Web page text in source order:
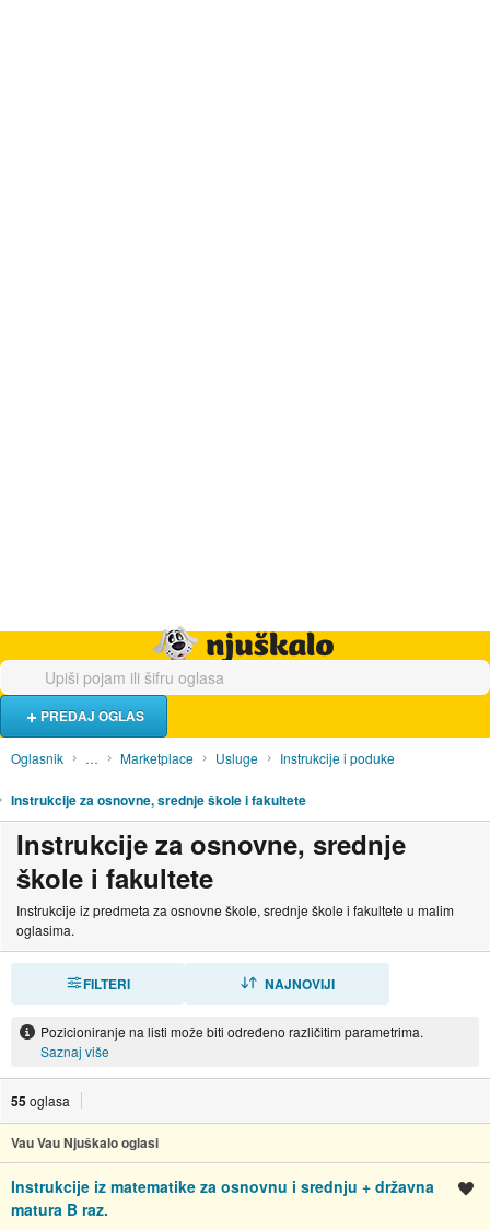
PREDAJ OGLAS
Oglasnik … Marketplace Usluge Instrukcije i poduke
Instrukcije za osnovne, srednje škole i fakultete
Instrukcije za osnovne, srednje
škole i fakultete
Instrukcije iz predmeta za osnovne škole, srednje škole i fakultete u malim
oglasima.
FILTERI NAJNOVIJI
Pozicioniranje na listi može biti određeno različitim parametrima.
Saznaj više
55oglasa
Vau Vau Njuškalo oglasi
Instrukcije iz matematike za osnovnu i srednju + državna
matura B raz.